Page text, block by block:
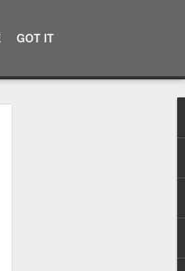
GOT IT